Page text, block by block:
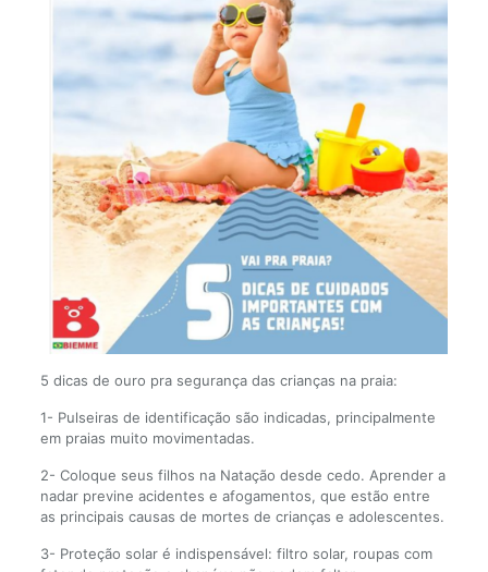
5 dicas de ouro pra segurança das crianças na praia:
1- Pulseiras de identificação são indicadas, principalmente
em praias muito movimentadas.
2- Coloque seus filhos na Natação desde cedo. Aprender a
nadar previne acidentes e afogamentos, que estão entre
as principais causas de mortes de crianças e adolescentes.
3- Proteção solar é indispensável: filtro solar, roupas com